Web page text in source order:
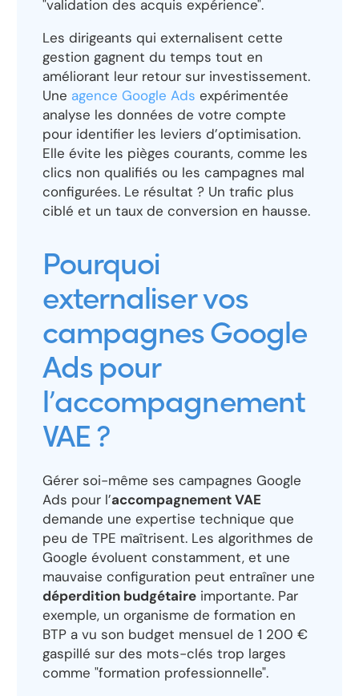
"validation des acquis expérience".
Les dirigeants qui externalisent cette
gestion gagnent du temps tout en
améliorant leur retour sur investissement.
Une agence Google Ads expérimentée
analyse les données de votre compte
pour identifier les leviers d’optimisation.
Elle évite les pièges courants, comme les
clics non qualifiés ou les campagnes mal
configurées. Le résultat ? Un trafic plus
ciblé et un taux de conversion en hausse.
Pourquoi
externaliser vos
campagnes Google
Ads pour
l’accompagnement
VAE ?
Gérer soi-même ses campagnes Google
Ads pour l’accompagnement VAE
demande une expertise technique que
peu de TPE maîtrisent. Les algorithmes de
Google évoluent constamment, et une
mauvaise configuration peut entraîner une
déperdition budgétaire importante. Par
exemple, un organisme de formation en
BTP a vu son budget mensuel de 1 200 €
gaspillé sur des mots-clés trop larges
comme "formation professionnelle".